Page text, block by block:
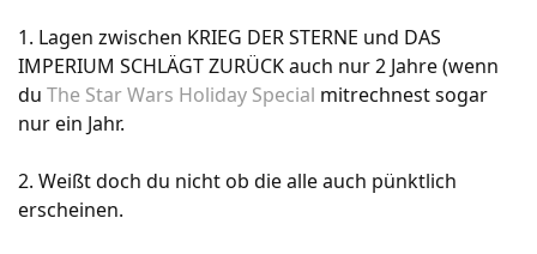
1. Lagen zwischen KRIEG DER STERNE und DAS
IMPERIUM SCHLÄGT ZURÜCK auch nur 2 Jahre (wenn
du The Star Wars Holiday Special mitrechnest sogar
nur ein Jahr.
2. Weißt doch du nicht ob die alle auch pünktlich
erscheinen.